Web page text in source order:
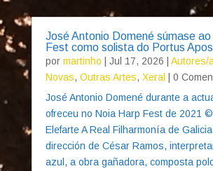
José Antonio Domené súmase
Fest como solista do Portus
por martinho Jul 17, 2026 Autores/
Novas, Outras Artes, Xeral
| 0
José Antonio Domené durante a
ofreceu no Noia Harp Fest de 2021
Elefarte A Real Filharmonía de
dirección de César Ramos,
azul, a obra gañadora, composta